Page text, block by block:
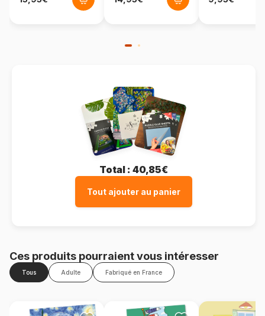
Total : 40,85€
Tout ajouter au panier
Ces produits pourraient vous intéresser
Tous Adulte Fabriqué en France